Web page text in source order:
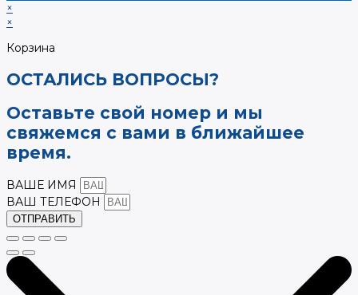
×
×
Корзина
ОСТАЛИСЬ ВОПРОСЫ?
Оставьте свой номер и мы
свяжемся с вами в ближайшее
время.
ВАШЕ ИМЯ
ВАШ ТЕЛЕФОН
ОТПРАВИТЬ